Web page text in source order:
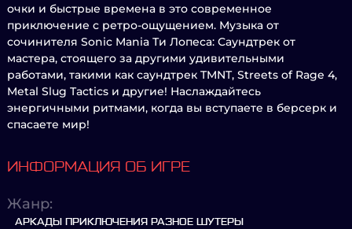
очки и быстрые времена в это современное
приключение с ретро-ощущением. Музыка от
сочинителя Sonic Mania Ти Лопеса: Саундтрек от
мастера, стоящего за другими удивительными
работами, такими как саундтрек TMNT, Streets of Rage 4,
Metal Slug Tactics и другие! Наслаждайтесь
энергичными ритмами, когда вы вступаете в берсерк и
спасаете мир!
ИНФОРМАЦИЯ ОБ ИГРЕ
Жанр:
АРКАДЫ ПРИКЛЮЧЕНИЯ РАЗНОЕ ШУТЕРЫ